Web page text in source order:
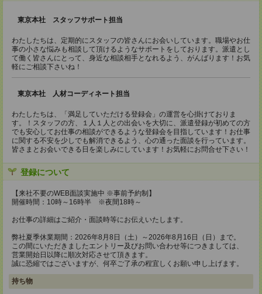
東京本社 スタッフサポート担当
わたしたちは、定期的にスタッフの皆さんにお会いしています。職場やお仕
事の小さな悩みも相談して頂けるようなサポートをしております。派遣とし
て働く皆さんにとって、身近な相談相手となれるよう、がんばります！お気
軽にご相談下さいね！
東京本社 人材コーディネート担当
わたしたちは、「満足していただける登録会」の運営を心掛けておりま
す。！スタッフの方、１人１人との出会いを大切に、派遣登録が初めての方
でも安心してお仕事の相談ができるような登録会を目指しています！お仕事
に関する不安を少しでも解消できるよう、心の通った面談を行っています。
皆さまとお会いできる日を楽しみにしています！お気軽にお問合せ下さい！
登録について
【来社不要のWEB面談実施中 ※事前予約制】
開催時間：10時～16時半 ※夜間18時～
お仕事の詳細はご紹介・面談時等にお伝えいたします。
弊社夏季休業期間：2026年8月8日（土）～2026年8月16日（日）まで。
この間にいただきましたエントリー及びお問い合わせ等につきましては、
営業開始日以降に順次対応させて頂きます。
誠に恐縮ではございますが、何卒ご了承の程宜しくお願い申し上げます。
持ち物